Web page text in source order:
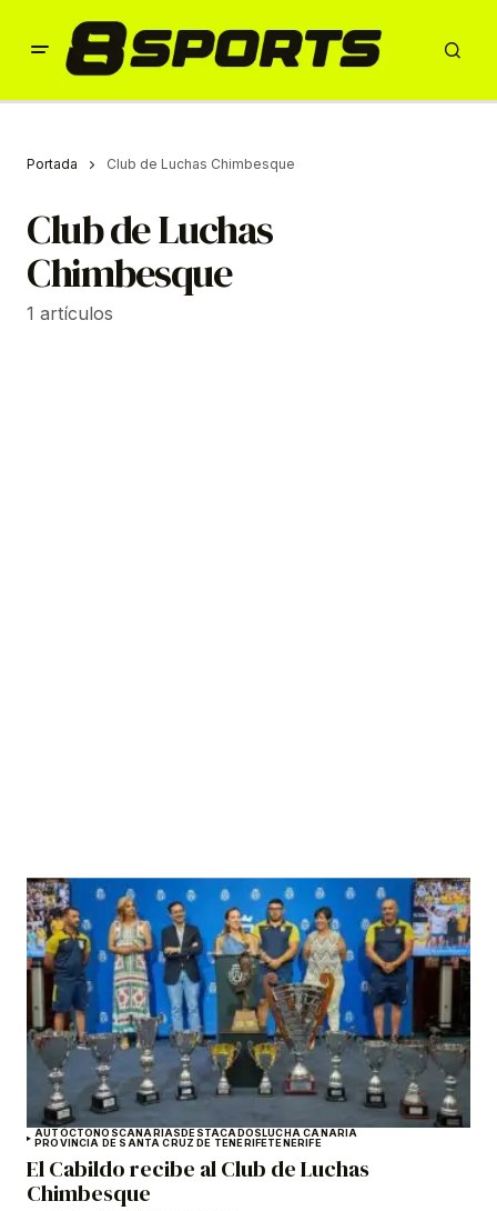
Portada Club de Luchas Chimbesque
Club de Luchas
Chimbesque
1 artículos
AUTÓCTONOSCANARIASDESTACADOSLUCHA CANARIA
PROVINCIA DE SANTA CRUZ DE TENERIFETENERIFE
El Cabildo recibe al Club de Luchas
Chimbesque